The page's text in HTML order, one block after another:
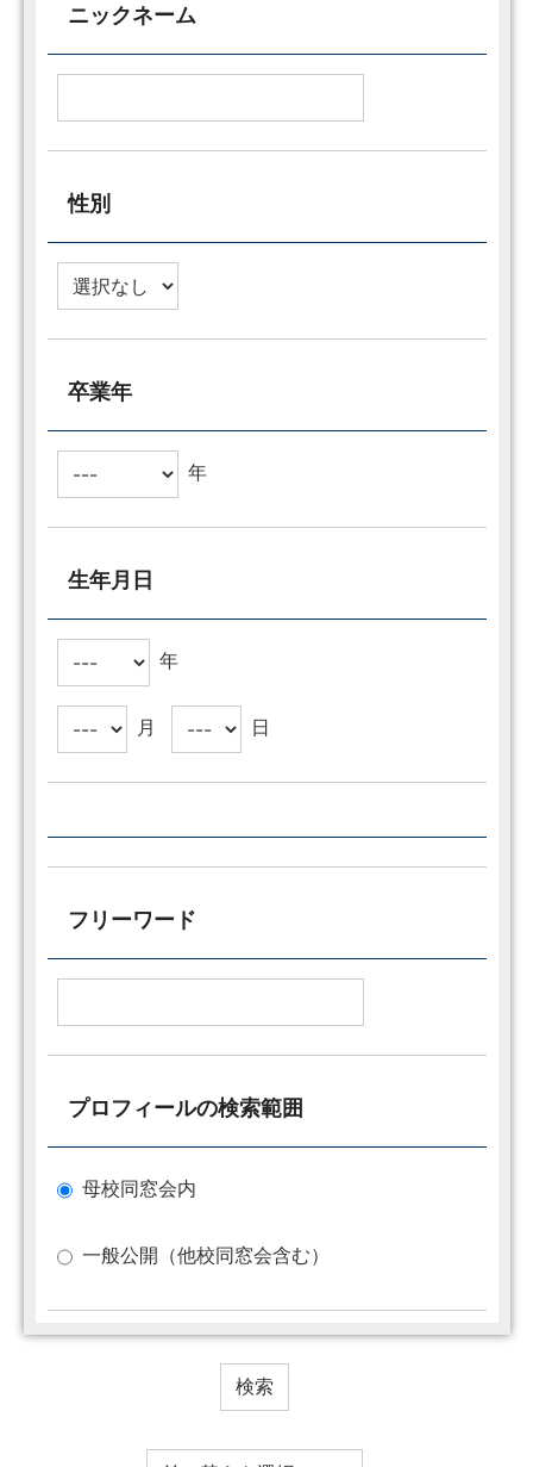
ニックネーム
性別
卒業年
年
生年月日
年
月 日
フリーワード
プロフィールの検索範囲
母校同窓会内
一般公開（他校同窓会含む）